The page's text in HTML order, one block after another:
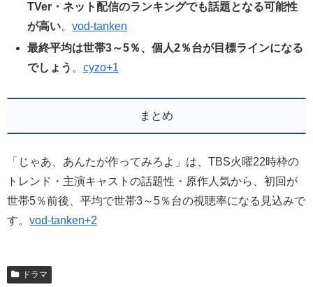
TVer・ネット配信のランキングでも話題となる可能性
が高い。vod-tanken
最終平均は世帯3～5％、個人2％台が目標ラインになる
でしょう 。cyzo+1
まとめ
「じゃあ、あんたが作ってみろよ」は、TBS火曜22時枠の
トレンド・主演キャストの話題性・原作人気から、初回が
世帯5％前後、平均で世帯3～5％台の視聴率になる見込みで
す。 vod-tanken+2
ドラマ